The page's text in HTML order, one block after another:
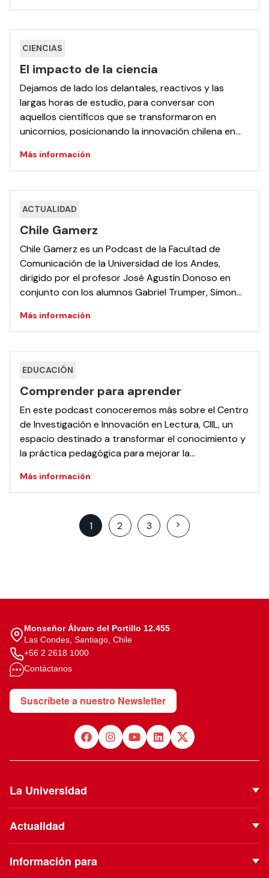
CIENCIAS
El impacto de la ciencia
Dejamos de lado los delantales, reactivos y las
largas horas de estudio, para conversar con
aquellos científicos que se transformaron en
unicornios, posicionando la innovación chilena en
Elaborado por: Emisora Podcasting e Innovación
UANDES
Más información
ACTUALIDAD
Chile Gamerz
Chile Gamerz es un Podcast de la Facultad de
Comunicación de la Universidad de los Andes,
dirigido por el profesor José Agustín Donoso en
conjunto con los alumnos Gabriel Trumper, Simon
diferentes temáticas de los videojuegos, tales como
narrativa, música
Más información
EDUCACIÓN
Comprender para aprender
En este podcast conoceremos más sobre el Centro
de Investigación e Innovación en Lectura, CIIL, un
espacio destinado a transformar el conocimiento y
la práctica pedagógica para mejorar la
Más información
Posts
1 2 3 >
Monseñor Álvaro del Portillo 12.455
Las Condes, Santiago, Chile
+56 2 2618 1000
Contáctanos
Suscríbete a nuestro Newsletter
La Universidad
Proyecto Institucional
Actualidad
Información para